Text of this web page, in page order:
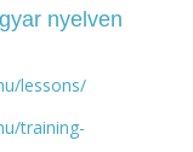
nyelven
lessons/
training-